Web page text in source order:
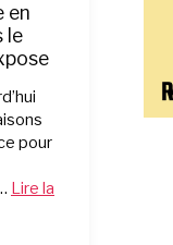
en
le
pour
Lire la